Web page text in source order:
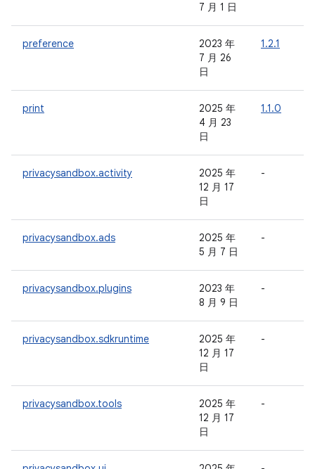
7 月 1 日
preference
2023 年
7 月 26
日
1.2.1
print
2025 年
4 月 23
日
1.1.0
privacysandbox.activity
2025 年
12 月 17
日
-
privacysandbox.ads
2025 年
5 月 7 日
-
privacysandbox.plugins
2023 年
8 月 9 日
-
privacysandbox.sdkruntime
2025 年
12 月 17
日
-
privacysandbox.tools
2025 年
12 月 17
日
-